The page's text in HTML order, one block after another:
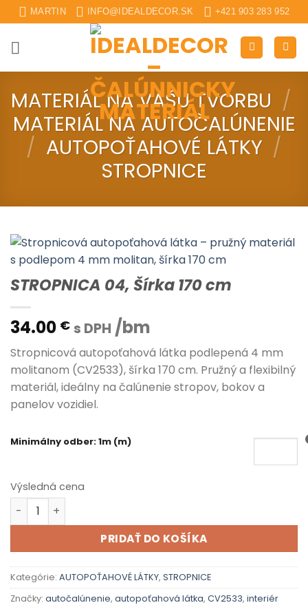
Skip
to
content
MARTIN INFO@IDEALDECOR.SK +421 903 283 952
MATERIÁL NA VAŠU TVORBU /
MATERIÁL NA AUTOČALÚNENIE
/ AUTOPOŤAHOVÉ LÁTKY /
STROPNICE
STROPNICA 04, Šírka 170 cm
34.00 € s DPH /bm
Stropnicová autopoťahová látka podlepená 4 mm
molitanom (CV2533), šírka 170 cm. Pružný a flexibilný
materiál, ideálny na čalúnenie stropov, bokov a
panelov vozidiel.
Minimálny odber: 1m (m)
Výsledná cena
množstvo STROPNICA 04, Šírka 170 cm
PRIDAŤ DO KOŠÍKA
Kategórie: AUTOPOŤAHOVÉ LÁTKY, STROPNICE
Značky: autočalúnenie, autopoťahová látka, CV2533, interiér